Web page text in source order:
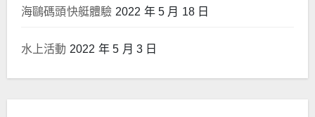
海鷗碼頭快艇體驗 2022 年 5 月 18 日
水上活動 2022 年 5 月 3 日